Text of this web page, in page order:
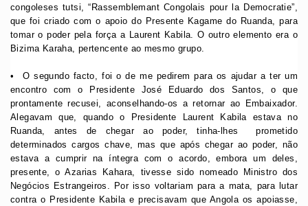
congoleses tutsi, “Rassemblemant Congolais pour la Democratie”,
que foi criado com o apoio do Presente Kagame do Ruanda, para
tomar o poder pela força a Laurent Kabila. O outro elemento era o
Bizima Karaha, pertencente ao mesmo grupo.
•⁠ ⁠O segundo facto, foi o de me pedirem para os ajudar a ter um
encontro com o Presidente José Eduardo dos Santos, o que
prontamente recusei, aconselhando-os a retornar ao Embaixador.
Alegavam que, quando o Presidente Laurent Kabila estava no
Ruanda, antes de chegar ao poder, tinha-lhes prometido
determinados cargos chave, mas que após chegar ao poder, não
estava a cumprir na íntegra com o acordo, embora um deles,
presente, o Azarias Kahara, tivesse sido nomeado Ministro dos
Negócios Estrangeiros. Por isso voltariam para a mata, para lutar
contra o Presidente Kabila e precisavam que Angola os apoiasse,